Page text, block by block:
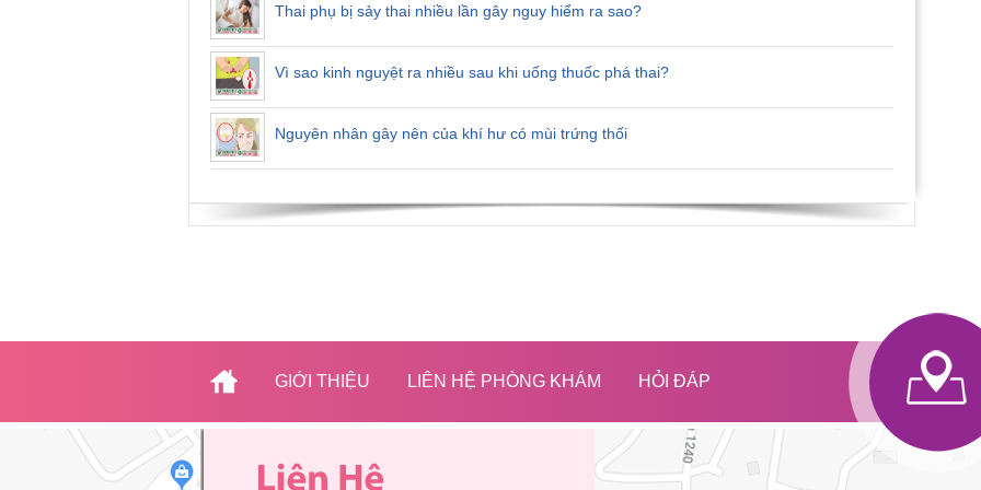
Thai phụ bị sảy thai nhiều lần gây nguy hiểm ra sao?
Vì sao kinh nguyệt ra nhiều sau khi uống thuốc phá thai?
Nguyên nhân gây nên của khí hư có mùi trứng thối
GIỚI THIỆU LIÊN HỆ PHÒNG KHÁM HỎI ĐÁP